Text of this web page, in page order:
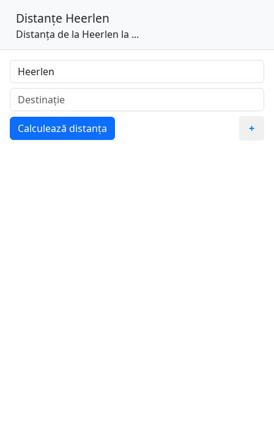
Distanțe Heerlen
Distanța de la Heerlen la ...
Calculează distanța +